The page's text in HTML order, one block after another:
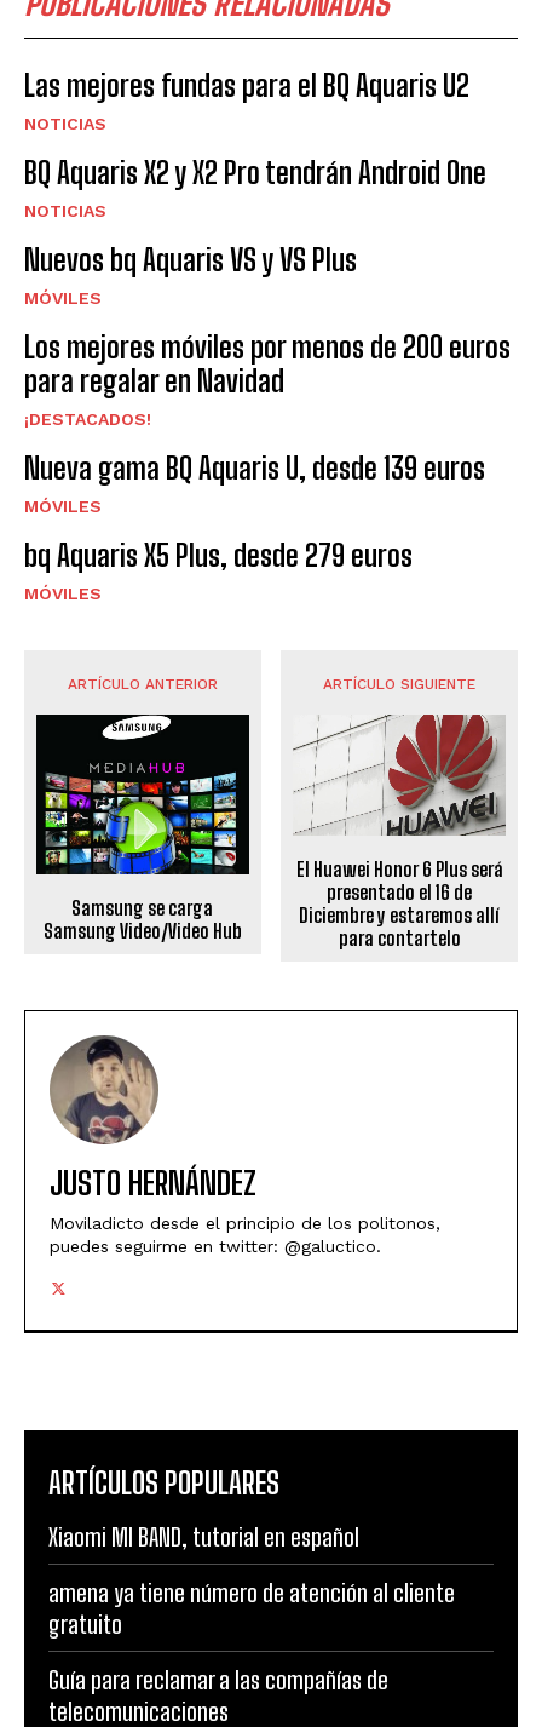
Las mejores fundas para el BQ Aquaris U2
NOTICIAS
BQ Aquaris X2 y X2 Pro tendrán Android One
NOTICIAS
Nuevos bq Aquaris VS y VS Plus
MÓVILES
Los mejores móviles por menos de 200 euros
para regalar en Navidad
¡DESTACADOS!
Nueva gama BQ Aquaris U, desde 139 euros
MÓVILES
bq Aquaris X5 Plus, desde 279 euros
MÓVILES
ARTÍCULO ANTERIOR
Samsung se carga
Samsung Video/Video Hub
ARTÍCULO SIGUIENTE
El Huawei Honor 6 Plus será
presentado el 16 de
Diciembre y estaremos allí
para contartelo
JUSTO HERNÁNDEZ
Moviladicto desde el principio de los politonos,
puedes seguirme en twitter: @galuctico.
ARTÍCULOS POPULARES
Xiaomi MI BAND, tutorial en español
amena ya tiene número de atención al cliente
gratuito
Guía para reclamar a las compañías de
telecomunicaciones